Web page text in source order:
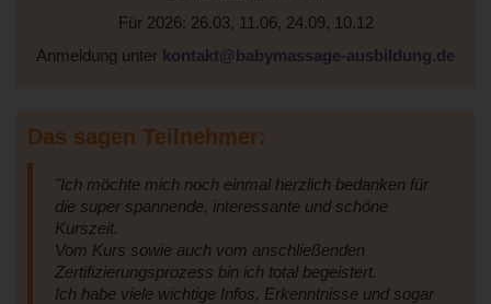
Für 2026: 26.03, 11.06, 24.09, 10.12
Anmeldung unter kontakt@babymassage-ausbildung.de
Das sagen Teilnehmer:
"Ich möchte mich noch einmal herzlich bedanken für
die super spannende, interessante und schöne
Kurszeit.
Vom Kurs sowie auch vom anschließenden
Zertifizierungsprozess bin ich total begeistert.
Ich habe viele wichtige Infos, Erkenntnisse und sogar